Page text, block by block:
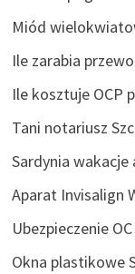
Miód
Ile zarabia
Ile kosztuje OCP
Tani notariusz
Sardynia wakacje
Aparat Invisalign
Ubezpieczenie
Okna plastikowe